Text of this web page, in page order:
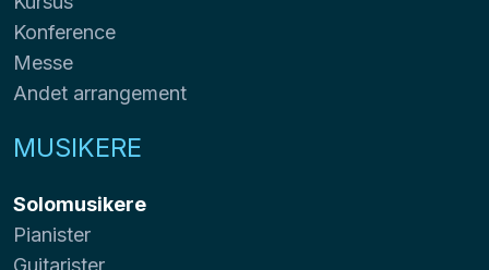
Konference
Messe
Andet arrangement
MUSIKERE
Solomusikere
Pianister
Guitarister